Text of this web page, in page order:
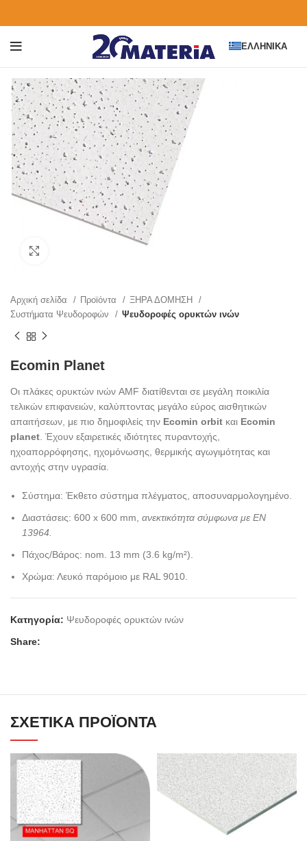
ΕΛΛΗΝΙΚΆ
Αρχική σελίδα Προϊόντα
ΞΗΡΑ ΔΟΜΗΣΗ
Συστήματα Ψευδοροφών
Ψευδοροφές ορυκτών ινών
Ecomin Planet
Οι πλάκες ορυκτών ινών AMF διατίθενται σε μεγάλη ποικιλία
τελικών επιφανειών, καλύπτοντας μεγάλο εύρος αισθητικών
απαιτήσεων, με πιο δημοφιλείς την Ecomin orbit και Ecomin
planet . Έχουν εξαιρετικές ιδιότητες πυραντοχής,
ηχοαπορρόφησης, ηχομόνωσης, θερμικής αγωγιμότητας και
αντοχής στην υγρασία.
Σύστημα: Έκθετο σύστημα πλέγματος, αποσυναρμολογημένο.
Διαστάσεις: 600 x 600 mm, ανεκτικότητα σύμφωνα με EN
13964.
Πάχος/Βάρος: nom. 13 mm (3.6 kg/m²).
Χρώμα: Λευκό παρόμοιο με RAL 9010.
Κατηγορία: Ψευδοροφές ορυκτών ινών
Share:
ΣΧΕΤΙΚΆ ΠΡΟΪΌΝΤΑ